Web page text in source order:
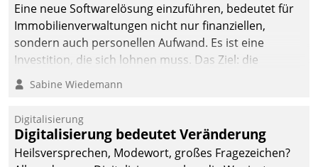
Eine neue Softwarelösung einzuführen, bedeutet für
Immobilienverwaltungen nicht nur finanziellen,
sondern auch personellen Aufwand. Es ist eine
Investition, die sich lohnen muss. Das Ziel: die
nachhaltige Optimierung der Geschäftsabläufe. Damit
dieses Ziel erreicht wird, sollten einige Grundregeln
Sabine Wiedemann
Digitalisierung
Digitalisierung bedeutet Veränderung
Heilsversprechen, Modewort, großes Fragezeichen?